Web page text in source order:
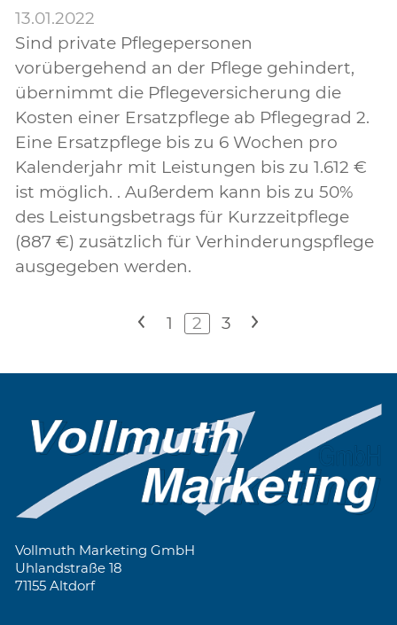
13.01.2022
Sind private Pflegepersonen
vorübergehend an der Pflege gehindert,
übernimmt die Pflegeversicherung die
Kosten einer Ersatzpflege ab Pflegegrad 2.
Eine Ersatzpflege bis zu 6 Wochen pro
Kalenderjahr mit Leistungen bis zu 1.612 €
ist möglich. . Außerdem kann bis zu 50%
des Leistungsbetrags für Kurzzeitpflege
(887 €) zusätzlich für Verhinderungspflege
ausgegeben werden.
< 1 2 3 >
Vollmuth Marketing GmbH
Uhlandstraße 18
71155 Altdorf